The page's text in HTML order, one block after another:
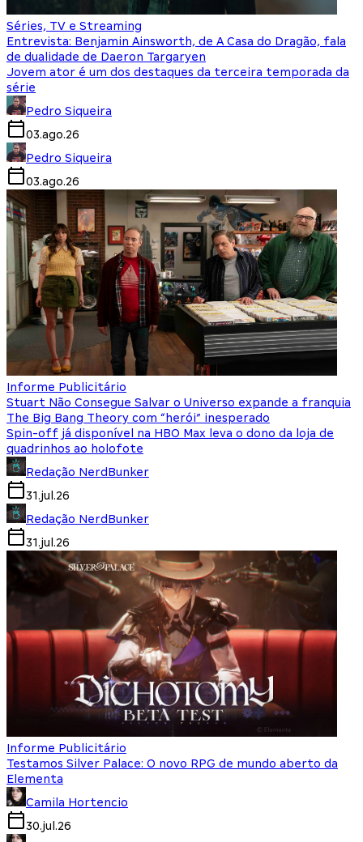
Séries, TV e Streaming
Entrevista: Benjamin Ainsworth, de A Casa do Dragão, fala
de dualidade de Daeron Targaryen
Jovem ator é um dos destaques da terceira temporada da
série
Pedro Siqueira
03.ago.26
Pedro Siqueira
03.ago.26
Informe Publicitário
Stuart Não Consegue Salvar o Universo expande a franquia
The Big Bang Theory com “herói” inesperado
Spin-off já disponível na HBO Max leva o dono da loja de
quadrinhos ao holofote
Redação NerdBunker
31.jul.26
Redação NerdBunker
31.jul.26
Informe Publicitário
Testamos Silver Palace: O novo RPG de mundo aberto da
Elementa
Camila Hortencio
30.jul.26